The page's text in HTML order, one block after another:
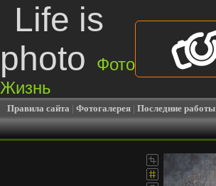
Life is
photo
Фото
Жизнь
Правила сайта | Фотогалерея | Последние работы